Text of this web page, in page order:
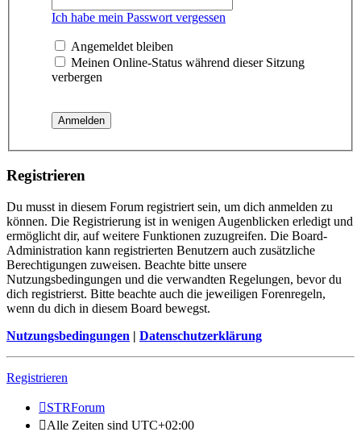
Ich habe mein Passwort vergessen
Angemeldet bleiben
Meinen Online-Status während dieser Sitzung
verbergen
Registrieren
Du musst in diesem Forum registriert sein, um dich anmelden zu
können. Die Registrierung ist in wenigen Augenblicken erledigt und
ermöglicht dir, auf weitere Funktionen zuzugreifen. Die Board-
Administration kann registrierten Benutzern auch zusätzliche
Berechtigungen zuweisen. Beachte bitte unsere
Nutzungsbedingungen und die verwandten Regelungen, bevor du
dich registrierst. Bitte beachte auch die jeweiligen Forenregeln,
wenn du dich in diesem Board bewegst.
Nutzungsbedingungen | Datenschutzerklärung
Registrieren
STRForum
Alle Zeiten sind UTC+02:00